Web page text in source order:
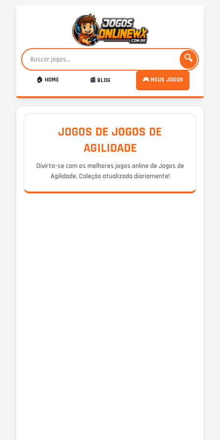
🔍
🏠 HOME 📰 BLOG 🎮 MEUS JOGOS
JOGOS DE JOGOS DE
AGILIDADE
Divirta-se com os melhores jogos online de Jogos de
Agilidade. Coleção atualizada diariamente!